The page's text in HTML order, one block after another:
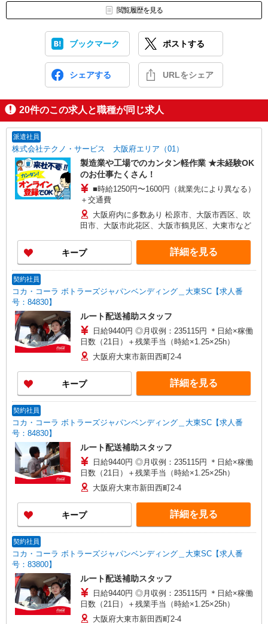
閲覧履歴を見る
ブックマーク ポストする
シェアする URLをシェア
20件のこの求人と職種が同じ求人
派遣社員
株式会社テクノ・サービス 大阪府エリア（01）
製造業や工場でのカンタン軽作業 ★未経験OK
のお仕事たくさん！
■時給1250円〜1600円（就業先により異なる）
＋交通費
大阪府内に多数あり 松原市、大阪市西区、吹
田市、大阪市此花区、大阪市鶴見区、大東市など
キープ 詳細を見る
契約社員
コカ・コーラ ボトラーズジャパンベンディング＿大東SC【求人番
号：84830】
ルート配送補助スタッフ
日給9440円 ◎月収例：235115円 ＊日給×稼働
日数（21日）＋残業手当（時給×1.25×25h）
大阪府大東市新田西町2-4
キープ 詳細を見る
契約社員
コカ・コーラ ボトラーズジャパンベンディング＿大東SC【求人番
号：84830】
ルート配送補助スタッフ
日給9440円 ◎月収例：235115円 ＊日給×稼働
日数（21日）＋残業手当（時給×1.25×25h）
大阪府大東市新田西町2-4
キープ 詳細を見る
契約社員
コカ・コーラ ボトラーズジャパンベンディング＿大東SC【求人番
号：83800】
ルート配送補助スタッフ
日給9440円 ◎月収例：235115円 ＊日給×稼働
日数（21日）＋残業手当（時給×1.25×25h）
大阪府大東市新田西町2-4